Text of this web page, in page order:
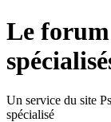
Le forum
Un service du site
spécialisé